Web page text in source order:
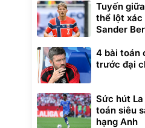
Tuyến
thể lột xác
Sander
4 bài toán
trước đại
Sức hút
toán siêu
hạng Anh